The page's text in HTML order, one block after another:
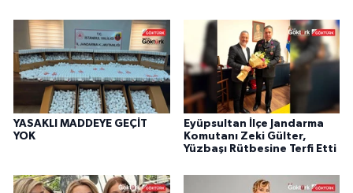
YASAKLI MADDEYE GEÇİT
YOK
Eyüpsultan İlçe Jandarma
Komutanı Zeki Gülter,
Yüzbaşı Rütbesine Terfi Etti